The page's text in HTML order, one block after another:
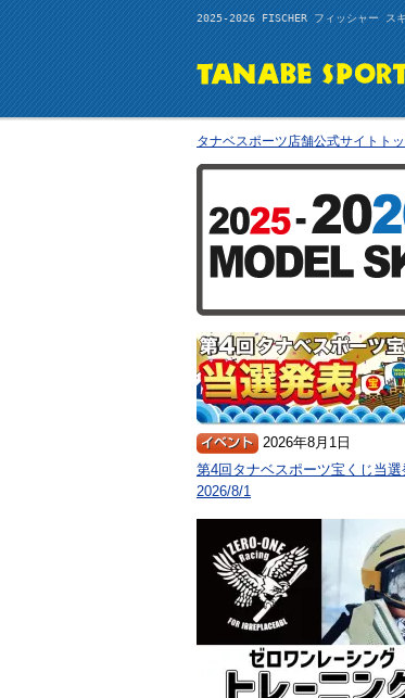
2025-2026 FISCHER フィッシャー ス
タナベスポーツ店舗公式サイトト
2026年8月1日
第4回タナベスポーツ宝くじ当選
2026/8/1